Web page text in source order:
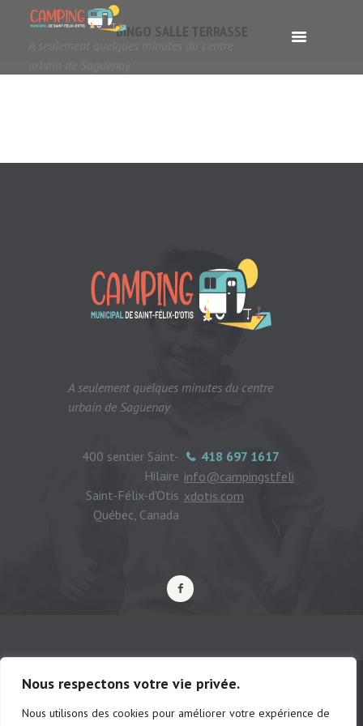
Nous respectons votre vie privée.
Nous utilisons des cookies pour améliorer votre expérience de
A seulement quelques minutes du centre
urbain de Saguenay
BINGO SALLE TERRASSE
A seulement quelques minutes du centre
urbain de Saguenay
418 697 1617
info@campingstfeli
xdotis.com
400 sentier Saint-
Hilaire
Saint-Félix-d'Otis
Québec, Canada
© Camping municipal de St-Félix d'Otis,